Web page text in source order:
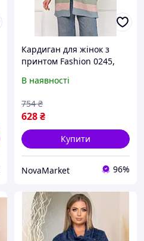
Кардиган для жінок з
принтом Fashion 0245,
універсальний розмір,
В наявності
628₴
754 ₴
Купити
NovaMarket 96%